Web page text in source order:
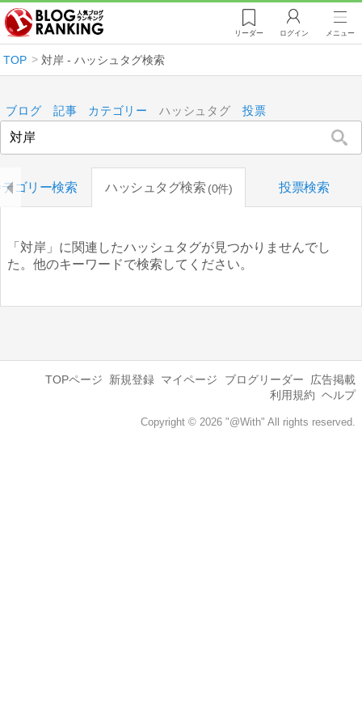
リーダー ログイン メニュー
TOP 対岸 - ハッシュタグ検索
ブログ 記事 カテゴリー ハッシュタグ 投票
ゴリー検索 ハッシュタグ検索 0件 投票検索
「対岸」に関連したハッシュタグが見つかりませんでし
た。他のキーワードで検索してください。
TOPページ 新規登録 マイページ ブログリーダー
広告掲載
利用規約 ヘルプ
Copyright © 2026 "@With" All rights reserved.